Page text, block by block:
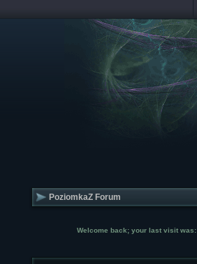
PoziomkaZ Forum
Welcome back; your last visit was: